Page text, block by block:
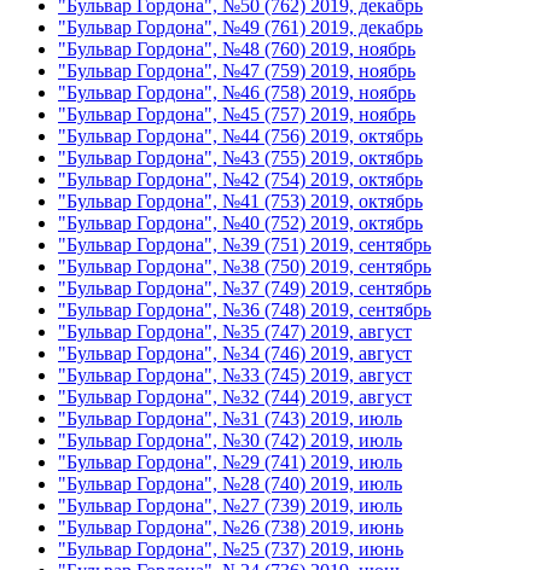
"Бульвар Гордона", №50 (762) 2019, декабрь
"Бульвар Гордона", №49 (761) 2019, декабрь
"Бульвар Гордона", №48 (760) 2019, ноябрь
"Бульвар Гордона", №47 (759) 2019, ноябрь
"Бульвар Гордона", №46 (758) 2019, ноябрь
"Бульвар Гордона", №45 (757) 2019, ноябрь
"Бульвар Гордона", №44 (756) 2019, октябрь
"Бульвар Гордона", №43 (755) 2019, октябрь
"Бульвар Гордона", №42 (754) 2019, октябрь
"Бульвар Гордона", №41 (753) 2019, октябрь
"Бульвар Гордона", №40 (752) 2019, октябрь
"Бульвар Гордона", №39 (751) 2019, сентябрь
"Бульвар Гордона", №38 (750) 2019, сентябрь
"Бульвар Гордона", №37 (749) 2019, сентябрь
"Бульвар Гордона", №36 (748) 2019, сентябрь
"Бульвар Гордона", №35 (747) 2019, август
"Бульвар Гордона", №34 (746) 2019, август
"Бульвар Гордона", №33 (745) 2019, август
"Бульвар Гордона", №32 (744) 2019, август
"Бульвар Гордона", №31 (743) 2019, июль
"Бульвар Гордона", №30 (742) 2019, июль
"Бульвар Гордона", №29 (741) 2019, июль
"Бульвар Гордона", №28 (740) 2019, июль
"Бульвар Гордона", №27 (739) 2019, июль
"Бульвар Гордона", №26 (738) 2019, июнь
"Бульвар Гордона", №25 (737) 2019, июнь